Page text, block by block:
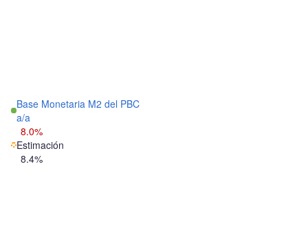
Base Monetaria M2 del PBC
a/a
8.0%
Estimación
8.4%